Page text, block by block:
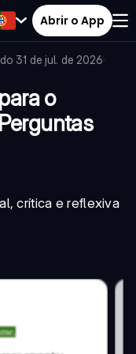
Abrir o App
31 de jul. de 2026·
o
crítica e reflexiva